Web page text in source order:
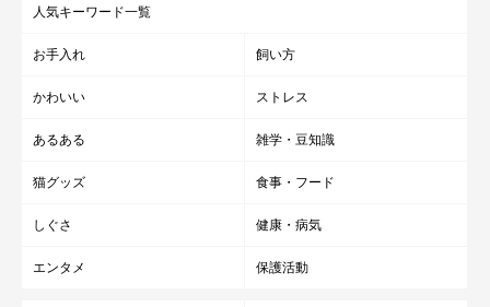
人気キーワード一覧
お手入れ 飼い方
かわいい ストレス
あるある 雑学・豆知識
猫グッズ 食事・フード
しぐさ 健康・病気
エンタメ 保護活動